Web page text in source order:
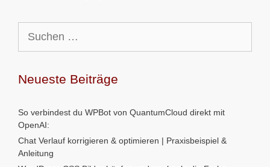
nach:
Neueste Beiträge
So verbindest du WPBot von QuantumCloud direkt mit
OpenAI:
Chat Verlauf korrigieren & optimieren | Praxisbeispiel &
Anleitung